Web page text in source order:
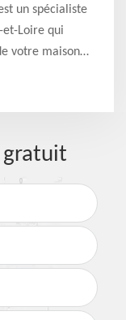
un spécialiste
et-Loire qui
votre maison
gratuit